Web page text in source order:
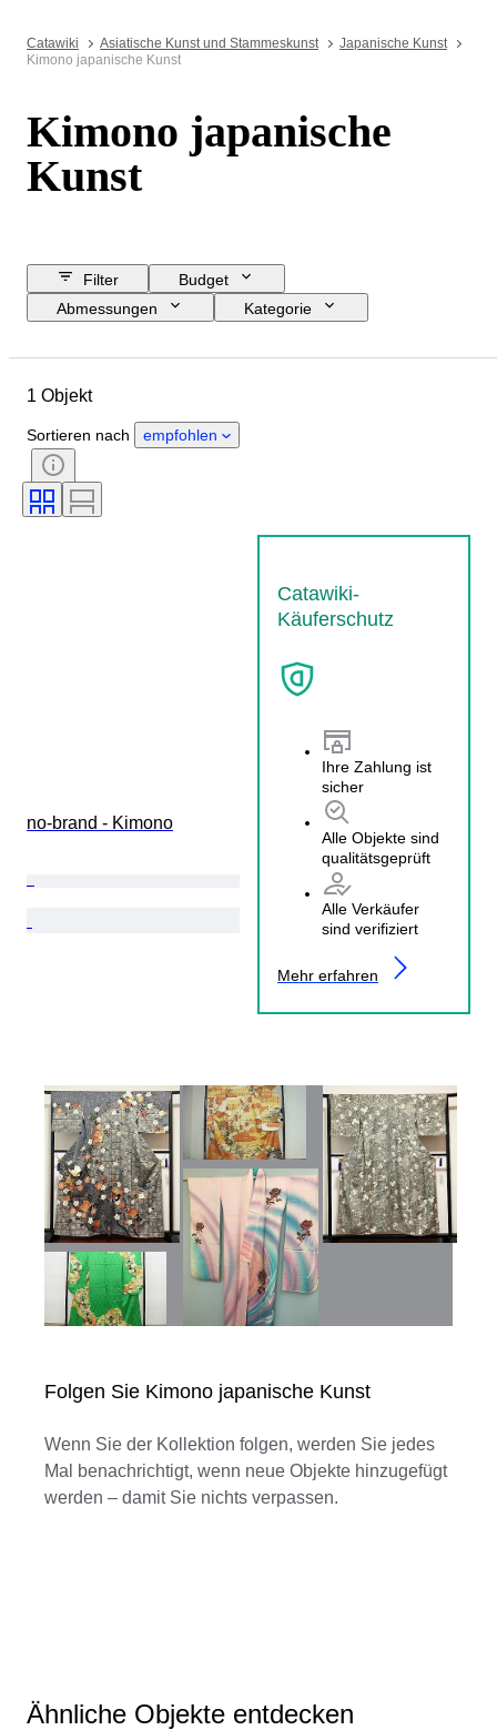
Catawiki Asiatische Kunst und Stammeskunst
Japanische Kunst
Kimono japanische Kunst
Kimono japanische
Kunst
Filter
Budget
Abmessungen
Kategorie
Herkunftsland
Geschlecht
Zustand
Epoche
1 Objekt
Sortieren nach empfohlen
no-brand - Kimono
Catawiki-
Käuferschutz
Ihre Zahlung ist
sicher
Alle Objekte sind
qualitätsgeprüft
Alle Verkäufer
sind verifiziert
Mehr erfahren
Folgen Sie Kimono japanische Kunst
Wenn Sie der Kollektion folgen, werden Sie jedes
Mal benachrichtigt, wenn neue Objekte hinzugefügt
werden – damit Sie nichts verpassen.
Ähnliche Objekte entdecken